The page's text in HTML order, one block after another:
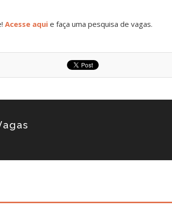
Acesse aqui e faça uma pesquisa de vagas.